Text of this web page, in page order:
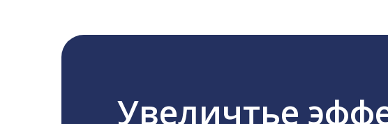
Увеличтье